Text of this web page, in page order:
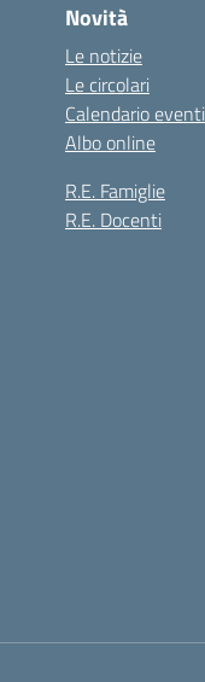
Novità
Le notizie
Le circolari
Calendario eventi
Albo online
R.E. Famiglie
R.E. Docenti